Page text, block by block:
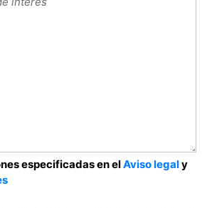
especificadas en elAviso legaly